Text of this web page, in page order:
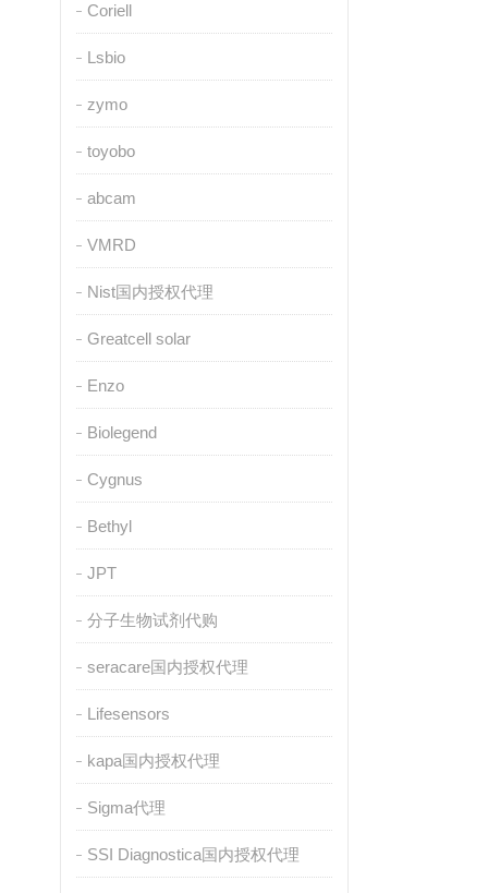
Coriell
Lsbio
zymo
toyobo
abcam
VMRD
Nist国内授权代理
Greatcell solar
Enzo
Biolegend
Cygnus
Bethyl
JPT
分子生物试剂代购
seracare国内授权代理
Lifesensors
kapa国内授权代理
Sigma代理
SSI Diagnostica国内授权代理